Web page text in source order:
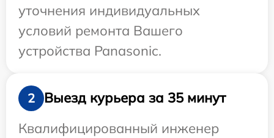
уточнения индивидуальных
условий ремонта Вашего
устройства Panasonic.
2
Выезд курьера за 35 минут
Квалифицированный инженер